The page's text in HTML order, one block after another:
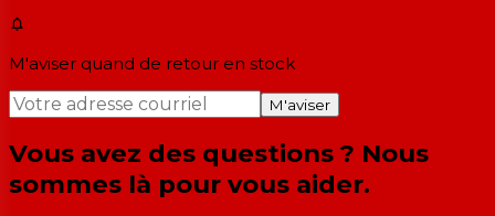
M'aviser quand de retour en stock
M'aviser
Vous avez des questions ? Nous
sommes là pour vous aider.